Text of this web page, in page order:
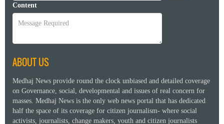
Content
ABOUT US
Medhaj News provide round the clock unbiased and detailed coverage
on Governance, social, developmental and issues of real concern for
masses. Medhaj News is the only web news portal that has dedicated
half the space of its coverage for citizen journalism- where social
activists, journalists, change makers, youth and citizen journalists